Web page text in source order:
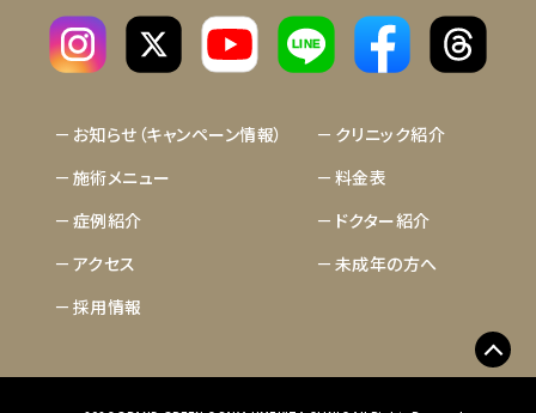
LINE
お知らせ（キャンペーン情報）
クリニック紹介
施術メニュー
料金表
症例紹介
ドクター紹介
アクセス
未成年の方へ
採用情報